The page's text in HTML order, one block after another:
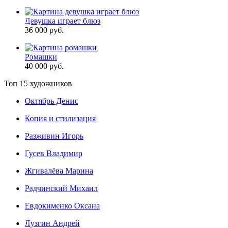
Девушка играет блюз
36 000 руб.
Ромашки
40 000 руб.
Топ 15 художников
Октябрь Денис
Копия и стилизация
Разживин Игорь
Гусев Владимир
Жгивалёва Марина
Радчинский Михаил
Евдокименко Оксана
Лузгин Андрей